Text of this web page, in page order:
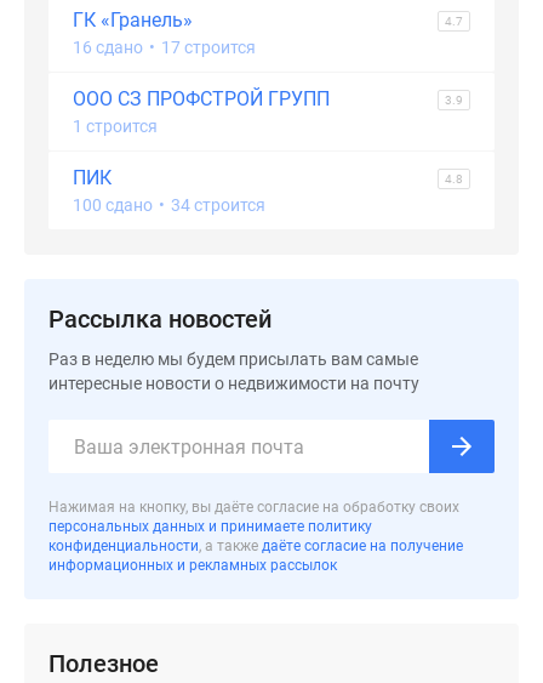
Коттеджные
поселки
коттеджные
поселки
Коттеджные
поселки
Коттеджные
ГК «Гранель» 4.7
16 сдано • 17 строится
ООО СЗ ПРОФСТРОЙ ГРУПП 3.9
1 строится
ПИК 4.8
100 сдано • 34 строится
Рассылка новостей
Раз в неделю мы будем присылать вам самые
интересные новости о недвижимости на почту
Нажимая на кнопку, вы даёте согласие на обработку своих
персональных данных и принимаете политику
конфиденциальности, а также даёте согласие на получение
информационных и рекламных рассылок
Полезное